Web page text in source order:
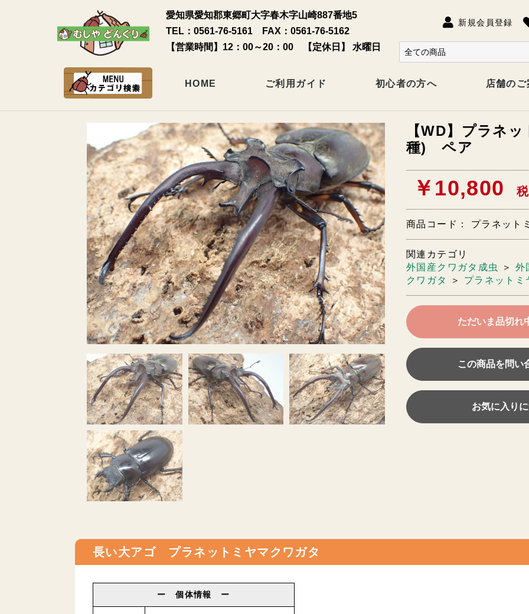
愛知県愛知郡東郷町大字春木字山崎887番地5
TEL：0561-76-5161 FAX：0561-76-5162
【営業時間】12：00～20：00 【定休日】 水曜日
新規会員登録
HOME ご利用ガイド 初心者の方へ 店舗のご
【WD】プラネ
種) ペア
￥10,800
商品コード： プラネット
関連カテゴリ
外国産クワガタ成虫
＞ 外
クワガタ
＞ プラネットミ
ただいま品切れ
この商品を問い
お気に入り
長い大アゴ プラネットミヤマクワガタ
ー 個体情報 ー